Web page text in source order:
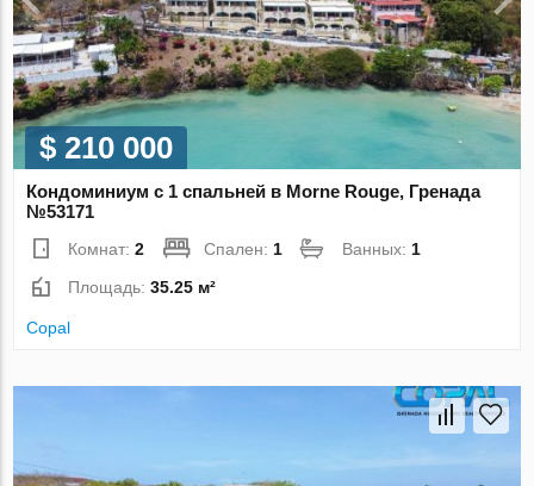
$ 210 000
Кондоминиум с 1 спальней в Morne Rouge, Гренада
№53171
Комнат:2 Спален: 1 Ванных: 1
Площадь:35.25 м²
Copal